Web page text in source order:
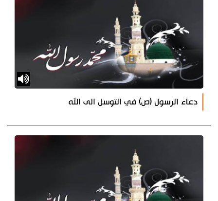
دعاء الرسول (ص) في التوسل الى الله